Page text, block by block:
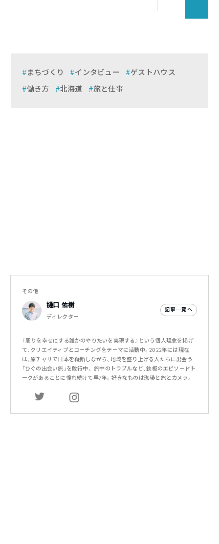
まちづくり インタビュー
ゲストハウス
働き方
北海道 旅と仕事
その他
樋口 佑樹
ディレクター
記事一覧へ
『周りを幸せにする誰かのやりたいを実現する』という個人理念を掲げ
て、クリエイティブとコーチングをテーマに活動中。2022年には現在
は、原チャリで日本を縦断しながら、地域を盛り上げる人たちに出会う
「ひぐの出会い旅」を敢行中。 旅中のトラブルなど、鉄板のエピソードト
ークがあることに憧れ続けて早7年。好きなものは珈琲と旅とカメラ。